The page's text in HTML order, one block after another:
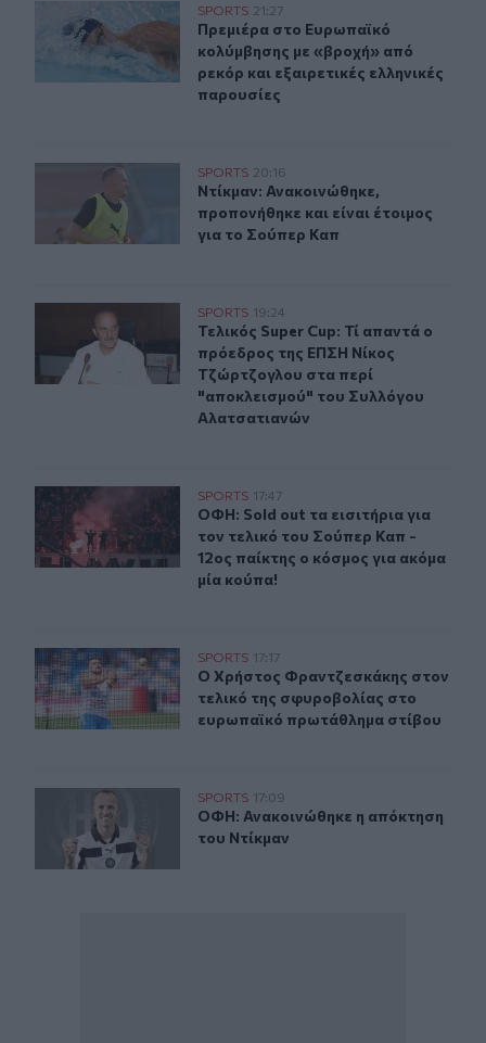
Πρεμιέρα στο Ευρωπαϊκό κολύμβησης με «βροχή» από
SPORTS 21:27
Πρεμιέρα στο Ευρωπαϊκό
Πρεμιέρα στο Ευρωπαϊκό
κολύμβησης με «βροχή» από
ρεκόρ και εξαιρετικές ελληνικές
παρουσίες
Ντίκμαν: Ανακοινώθηκε, προπονήθηκε και είναι
SPORTS 20:16
Ντίκμαν: Ανακοινώθηκε,
Ντίκμαν: Ανακοινώθηκε,
προπονήθηκε και είναι έτοιμος
για το Σούπερ Καπ
Τελικός Super Cup: Τί απαντά ο πρόεδρος της ΕΠΣΗ
SPORTS 19:24
Τελικός Super Cup: Τί απαντά ο
Τελικός Super Cup: Τί απαντά ο
πρόεδρος της ΕΠΣΗ Νίκος
Τζώρτζογλου στα περί
"αποκλεισμού" του Συλλόγου
Αλατσατιανών
ΟΦΗ: Sold out τα εισιτήρια για τον τελικό του Σούπερ
SPORTS 17:47
ΟΦΗ: Sold out τα εισιτήρια για τον
ΟΦΗ: Sold out τα εισιτήρια για
τον τελικό του Σούπερ Καπ -
12ος παίκτης ο κόσμος για ακόμα
μία κούπα!
Ο Χρήστος Φραντζεσκάκης στον τελικό της
SPORTS 17:17
Ο Χρήστος Φραντζεσκάκης στον
Ο Χρήστος Φραντζεσκάκης στον
τελικό της σφυροβολίας στο
ευρωπαϊκό πρωτάθλημα στίβου
ΟΦΗ: Ανακοινώθηκε η απόκτηση του Ντίκμαν
SPORTS 17:09
ΟΦΗ: Ανακοινώθηκε η απόκτηση
ΟΦΗ: Ανακοινώθηκε η απόκτηση
του Ντίκμαν